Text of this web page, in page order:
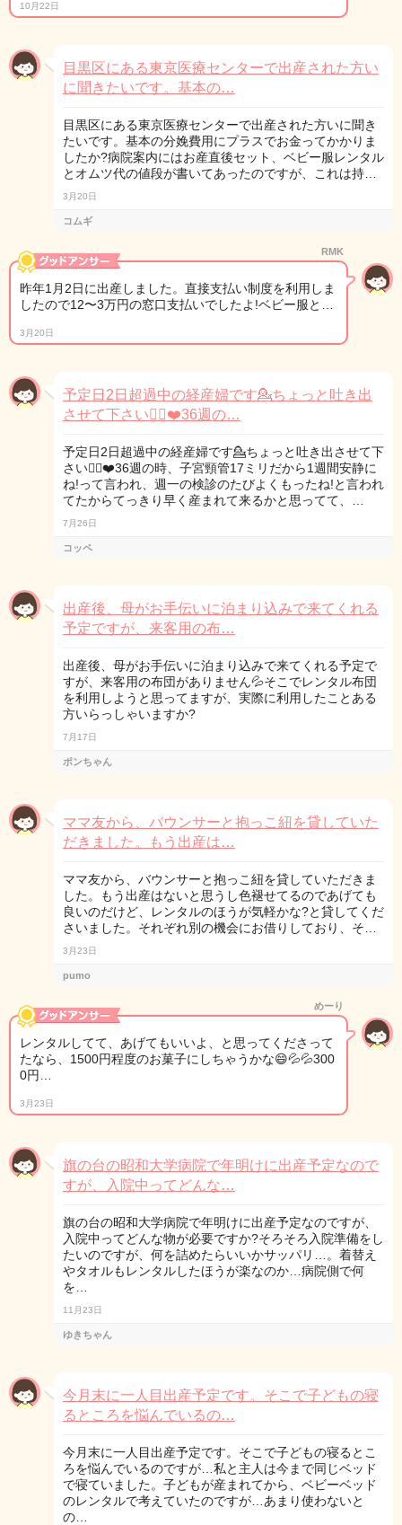
10月22日
目黒区にある東京医療センターで出産された方い
に聞きたいです。基本の…
目黒区にある東京医療センターで出産された方いに聞き
たいです。基本の分娩費用にプラスでお金ってかかりま
したか?病院案内にはお産直後セット、ベビー服レンタル
とオムツ代の値段が書いてあったのですが、これは持…
3月20日
コムギ
RMK
昨年1月2日に出産しました。直接支払い制度を利用しま
したので12〜3万円の窓口支払いでしたよ!ベビー服と…
3月20日
予定日2日超過中の経産婦です💁ちょっと吐き出
させて下さい🙇‍♀️❤️36週の…
予定日2日超過中の経産婦です💁ちょっと吐き出させて下
さい🙇‍♀️❤️36週の時、子宮頸管17ミリだから1週間安静に
ね!って言われ、週一の検診のたびよくもったね!と言われ
てたからてっきり早く産まれて来るかと思ってて、…
7月26日
コッペ
出産後、母がお手伝いに泊まり込みで来てくれる
予定ですが、来客用の布…
出産後、母がお手伝いに泊まり込みで来てくれる予定で
すが、来客用の布団がありません💦そこでレンタル布団
を利用しようと思ってますが、実際に利用したことある
方いらっしゃいますか?
7月17日
ポンちゃん
ママ友から、バウンサーと抱っこ紐を貸していた
だきました。もう出産は…
ママ友から、バウンサーと抱っこ紐を貸していただきま
した。もう出産はないと思うし色褪せてるのであげても
良いのだけど、レンタルのほうが気軽かな?と貸してくだ
さいました。それぞれ別の機会にお借りしており、そ…
3月23日
pumo
めーり
レンタルしてて、あげてもいいよ、と思ってくださって
たなら、1500円程度のお菓子にしちゃうかな😄💦💦300
0円…
3月23日
旗の台の昭和大学病院で年明けに出産予定なので
すが、入院中ってどんな…
旗の台の昭和大学病院で年明けに出産予定なのですが、
入院中ってどんな物が必要ですか?そろそろ入院準備をし
たいのですが、何を詰めたらいいかサッパリ…。着替え
やタオルもレンタルしたほうが楽なのか…病院側で何
を…
11月23日
ゆきちゃん
今月末に一人目出産予定です。そこで子どもの寝
るところを悩んでいるの…
今月末に一人目出産予定です。そこで子どもの寝るとこ
ろを悩んでいるのですが…私と主人は今まで同じベッド
で寝ていました。子どもが産まれてから、ベビーベッド
のレンタルで考えていたのですが…あまり使わないと
の…